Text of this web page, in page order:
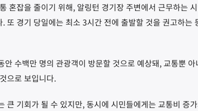
혼잡을 줄이기 위해, 알링턴 경기장 주변에서 근무하는
또 경기 당일에는 최소 3시간 전에 출발할 것을 권고하는
안 수백만 명의 관광객이 방문할 것으로 예상돼, 교통뿐
으로 보입니다.
큰 기회가 될 수 있지만, 동시에 시민들에게는 교통비 증